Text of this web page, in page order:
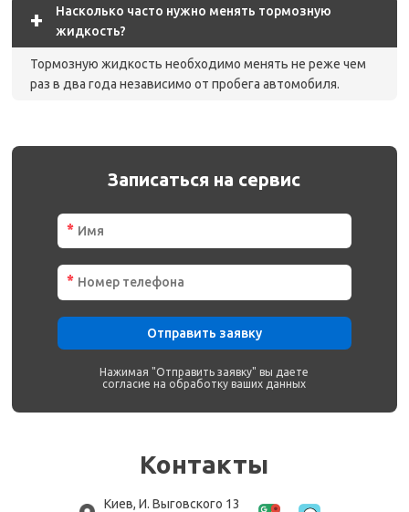
+
Насколько часто нужно менять тормозную
жидкость?
Тормозную жидкость необходимо менять не реже чем
раз в два года независимо от пробега автомобиля.
Записаться на сервис
*
*
Отправить заявку
Нажимая "Отправить заявку" вы даете
согласие на обработку ваших данных
Контакты
Киев, И. Выговского 13